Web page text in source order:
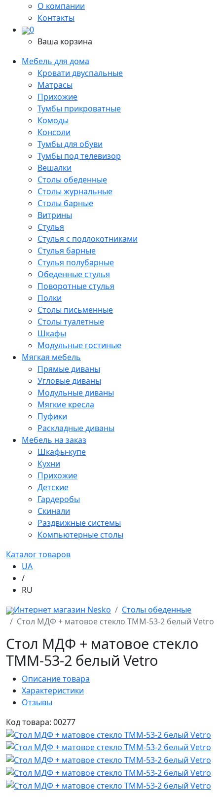
О компании
Контакты
0
Ваша корзина
Мебель для дома
Кровати двуспальные
Матрасы
Прихожие
Тумбы прикроватные
Комоды
Консоли
Тумбы для обуви
Тумбы под телевизор
Вешалки
Столы обеденные
Столы журнальные
Столы барные
Витрины
Стулья
Стулья с подлокотниками
Стулья барные
Стулья полубарные
Обеденные стулья
Поворотные стулья
Полки
Столы письменные
Столы туалетные
Шкафы
Модульные гостиные
Мягкая мебель
Прямые диваны
Угловые диваны
Модульные диваны
Мягкие кресла
Пуфики
Раскладные диваны
Мебель на заказ
Шкафы-купе
Кухни
Прихожие
Детские
Гардеробы
Скинали
Раздвижные системы
Компьютерные столы
Каталог товаров
UA
/
RU
Интернет магазин Nesko
Столы обеденные
Стол МДФ + матовое стекло TMM-53-2 белый Vetro
Стол МДФ + матовое стекло
TMM-53-2 белый Vetro
Описание товара
Характеристики
Отзывы
Код товара: 00277